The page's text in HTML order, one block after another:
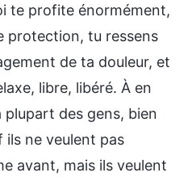
te profite énormément,
protection, tu ressens
de ta douleur, et
libre, libéré. À en
plupart des gens, bien
ils ne veulent pas
avant, mais ils veulent